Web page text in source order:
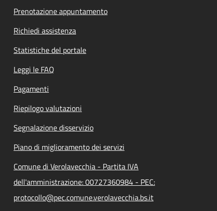
Prenotazione appuntamento
Richiedi assistenza
Statistiche del portale
Leggi le FAQ
Pagamenti
Riepilogo valutazioni
Segnalazione disservizio
Piano di miglioramento dei servizi
Comune di Verolavecchia - Partita IVA
dell'amministrazione: 00727360984 - PEC:
protocollo@pec.comune.verolavecchia.bs.it